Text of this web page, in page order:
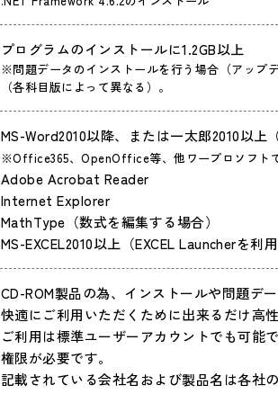
プログラムのインストールに1.2GB以上
※問題データのインストールを行う場合（アップ
（各科目版によって異なる）。
MS-Word2010以降、または一太郎2010以
※Office365、OpenOffice等、他ワープロソフト
Adobe Acrobat Reader
Internet Explorer
MathType（数式を編集する場合）
MS-EXCEL2010以上 （EXCEL Launcherを利
CD-ROM製品の為、インストールや問題デ
快適にご利用いただくために出来るだけ高
ご利用は標準ユーザーアカウントでも可能
権限が必要です。
記載されている会社名および製品名は各社